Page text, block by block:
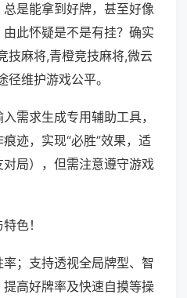
是能拿到好牌，甚至好像
此怀疑是不是有挂？确实
技麻将,青橙竞技麻将,微云
维护游戏公平。
需求生成专用辅助工具，
迹，实现“必胜”效果，适
局），但需注意遵守游戏
色！
；支持透视全局牌型、智
高好牌率及快速自摸等操